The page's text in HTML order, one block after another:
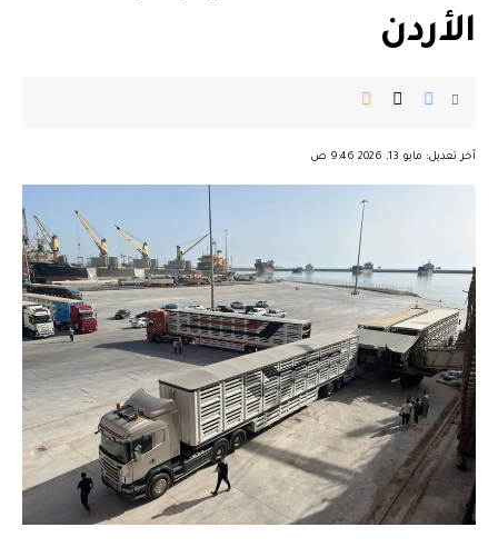
الأردن
آخر تعديل: مايو 13, 2026 9:46 ص